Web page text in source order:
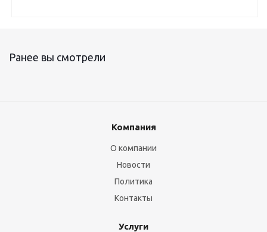
Ранее вы смотрели
Компания
О компании
Новости
Политика
Контакты
Услуги